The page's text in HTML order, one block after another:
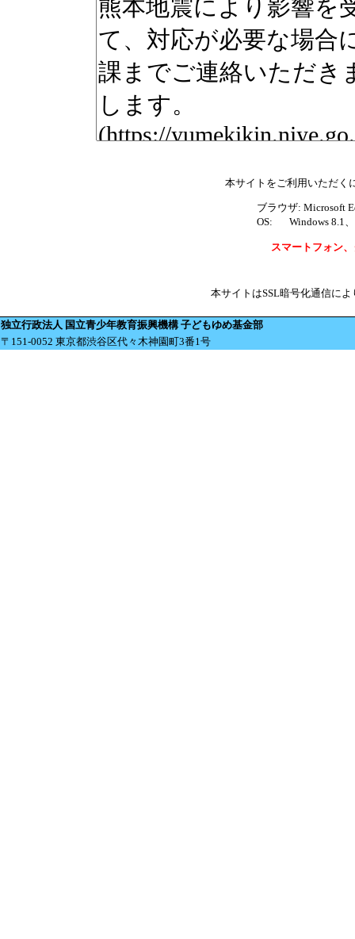
本サイトをご利用いただく
ブラウザ: Microsoft
OS: Windows 8.1、
スマートフォン
本サイトはSSL暗号化通信に
独立行政法人 国立青少年教育振興機構 子どもゆめ基金部
〒151-0052 東京都渋谷区代々木神園町3番1号